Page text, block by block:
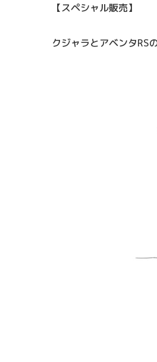
【スペシャル販売】
クジャラとアベンタRS